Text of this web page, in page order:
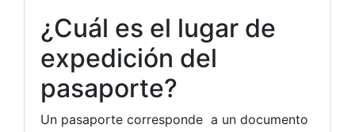
¿Cuál es el lugar de
expedición del
pasaporte?
Un pasaporte corresponde a un documento